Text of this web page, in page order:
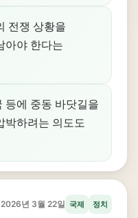
전쟁 상황을
아야 한다는
등에 중동 바닷길을
박하려는 의도도
2026년 3월 22일 국제 정치